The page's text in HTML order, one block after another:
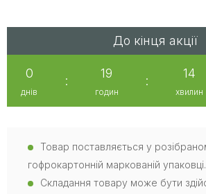
До кінця акції
0
днів
:
19
годин
:
14
хвилин
Товар поставляється у
гофрокартонній маркованій упаковці.
Складання товару може бути